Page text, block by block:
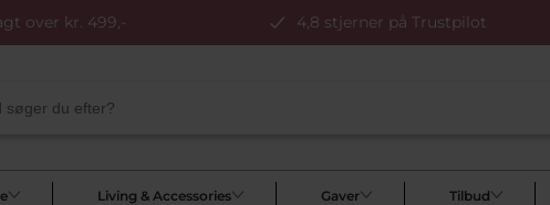
over kr. 499,- 4,8 stjerner på Trustpilot
Living & Accessories Gaver Tilbud